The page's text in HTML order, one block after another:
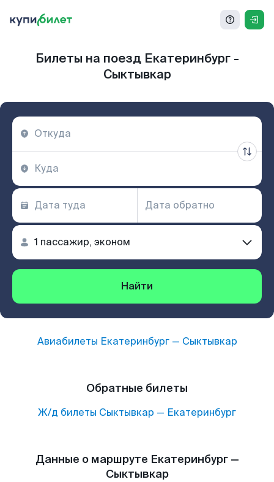
Билеты на поезд Екатеринбург -
Сыктывкар
Найти
Авиабилеты Екатеринбург— Сыктывкар
Обратные билеты
Ж/д билеты Сыктывкар — Екатеринбург
Данные о маршруте Екатеринбург —
Сыктывкар